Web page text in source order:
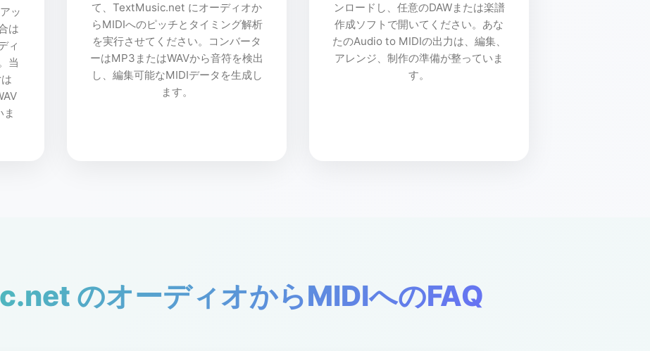
ッ
は
ィ
当
ま
て、TextMusic.net にオーディオか
らMIDIへのピッチとタイミング解析
を実行させてください。コンバータ
ーはMP3またはWAVから音符を検出
し、編集可能なMIDIデータを生成し
ます。
ンロードし、任意のDAWまたは楽譜
作成ソフトで開いてください。あな
たのAudio to MIDIの出力は、編集、
アレンジ、制作の準備が整っていま
す。
のオーディオからMIDIへのFAQ